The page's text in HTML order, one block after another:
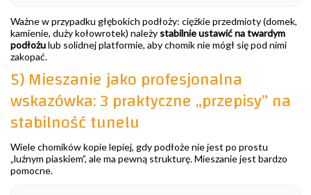
Ważne w przypadku głębokich podłoży: ciężkie przedmioty (domek,
kamienie, duży kołowrotek) należy stabilnie ustawić na twardym
podłożulub solidnej platformie, aby chomik nie mógł się pod nimi
zakopać.
5) Mieszanie jako profesjonalna
wskazówka: 3 praktyczne „przepisy” na
stabilność tunelu
Wiele chomików kopie lepiej, gdy podłoże nie jest po prostu
„luźnym piaskiem”, ale ma pewną strukturę. Mieszanie jest bardzo
pomocne.